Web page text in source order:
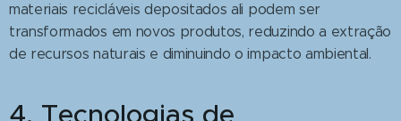
materiais recicláveis depositados ali podem ser
transformados em novos produtos, reduzindo a extração
de recursos naturais e diminuindo o impacto ambiental.